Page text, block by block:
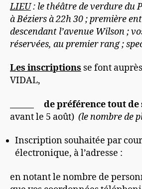
LIEU: le théâtre de verdure du
à Béziers à 22h 30 ; première
descendant l’avenue Wilson ;
réservées, au premier rang ;
Les inscriptions se font
VIDAL,
de préférence tout de
avant le 5 août) (le nombre de
Inscription souhaitée par
électronique, à l’adresse :
en notant le nombre de